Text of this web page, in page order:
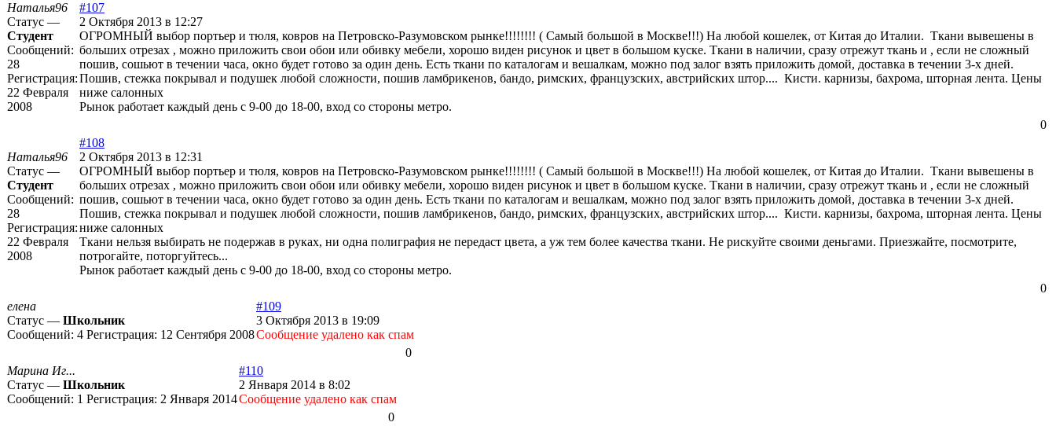
Наталья96
Статус —
Студент
Сообщений:
28
Регистрация:
22 Февраля
2008
#107
2 Октября 2013 в 12:27
ОГРОМНЫЙ выбор портьер и тюля, ковров на Петровско-Разумовском рынке!!!!!!!! ( Самый большой в Москве!!!) На любой кошелек, от Китая до Италии. Ткани вывешены в
больших отрезах , можно приложить свои обои или обивку мебели, хорошо виден рисунок и цвет в большом куске. Ткани в наличии, сразу отрежут ткань и , если не сложный
пошив, сошьют в течении часа, окно будет готово за один день. Есть ткани по каталогам и вешалкам, можно под залог взять приложить домой, доставка в течении 3-х дней.
Пошив, стежка покрывал и подушек любой сложности, пошив ламбрикенов, бандо, римских, французских, австрийских штор.... Кисти. карнизы, бахрома, шторная лента. Цены
ниже салонных
Рынок работает каждый день с 9-00 до 18-00, вход со стороны метро.
0
Наталья96
Статус —
Студент
Сообщений:
28
Регистрация:
22 Февраля
2008
#108
2 Октября 2013 в 12:31
ОГРОМНЫЙ выбор портьер и тюля, ковров на Петровско-Разумовском рынке!!!!!!!! ( Самый большой в Москве!!!) На любой кошелек, от Китая до Италии. Ткани вывешены в
больших отрезах , можно приложить свои обои или обивку мебели, хорошо виден рисунок и цвет в большом куске. Ткани в наличии, сразу отрежут ткань и , если не сложный
пошив, сошьют в течении часа, окно будет готово за один день. Есть ткани по каталогам и вешалкам, можно под залог взять приложить домой, доставка в течении 3-х дней.
Пошив, стежка покрывал и подушек любой сложности, пошив ламбрикенов, бандо, римских, французских, австрийских штор.... Кисти. карнизы, бахрома, шторная лента. Цены
ниже салонных
Ткани нельзя выбирать не подержав в руках, ни одна полиграфия не передаст цвета, а уж тем более качества ткани. Не рискуйте своими деньгами. Приезжайте, посмотрите,
потрогайте, поторгуйтесь...
Рынок работает каждый день с 9-00 до 18-00, вход со стороны метро.
0
елена
Статус — Школьник
Сообщений: 4 Регистрация: 12 Сентября 2008
#109
3 Октября 2013 в 19:09
Cообщение удалено как спам
0
Марина Иг...
Статус — Школьник
Сообщений: 1 Регистрация: 2 Января 2014
#110
2 Января 2014 в 8:02
Cообщение удалено как спам
0